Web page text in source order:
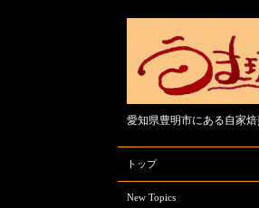
愛知県豊明市にある自家
トップ
New Topics